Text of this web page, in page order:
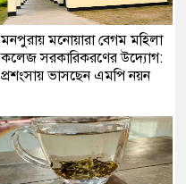
মনপুরায় মনোয়ারা বেগম মহিলা
কলেজ সরকারিকরণের উদ্যোগ:
প্রশংসায় ভাসছেন এমপি নয়ন